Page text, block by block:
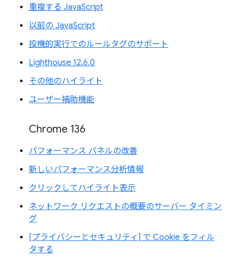
重複する JavaScript
以前の JavaScript
投機的実行でのルールタグのサポート
Lighthouse 12.6.0
その他のハイライト
ユーザー補助機能
Chrome 136
パフォーマンス パネルの改善
新しいパフォーマンス分析情報
クリックしてハイライト表示
ネットワーク リクエストの概要のサーバー タイミン
グ
[プライバシーとセキュリティ] で Cookie をフィル
タする